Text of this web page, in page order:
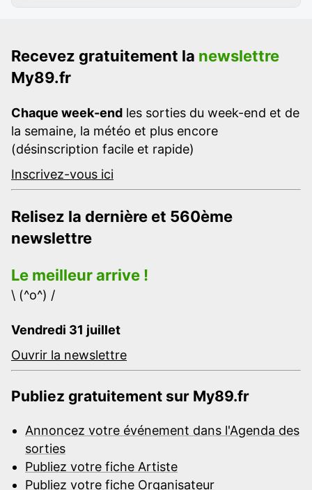
Recevez gratuitement la newslettre
My89.fr
Chaque week-end les sorties du week-end et de
la semaine, la météo et plus encore
(désinscription facile et rapide)
Inscrivez-vous ici
Relisez la dernière et 560ème
newslettre
Le meilleur arrive !
\ (^o^) /
Vendredi 31 juillet
Ouvrir la newslettre
Publiez gratuitement sur My89.fr
Annoncez votre événement dans l'Agenda des
sorties
Publiez votre fiche Artiste
Publiez votre fiche Organisateur